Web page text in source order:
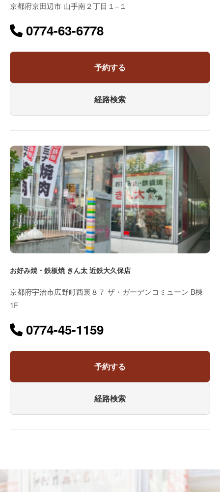
京都府京田辺市 山手南２丁目１−１
0774-63-6778
予約する
経路検索
お好み焼・鉄板焼 きん太 近鉄大久保店
京都府宇治市広野町西裏８７ ザ・ガーデンコミューン B棟
1F
0774-45-1159
予約する
経路検索